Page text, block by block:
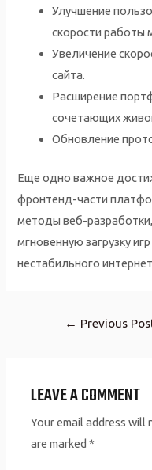
Улучшение
скорости работы
Увеличение
сайта.
Расширение
сочетающих
Обновление
Еще одно важное
фронтенд-части
методы веб-
мгновенную загрузку
нестабильного
← Previous
LEAVE A COMMENT
Your email address will
are marked*